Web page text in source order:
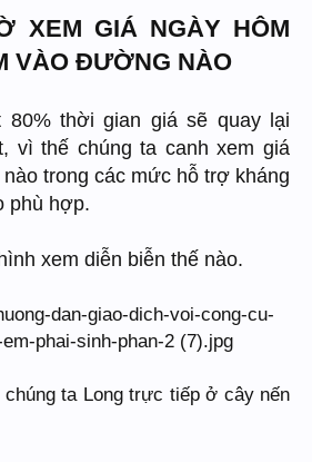
XEM GIÁ NGÀY HÔM
VÀO ĐƯỜNG NÀO
80% thời gian giá sẽ quay lại
vì thế chúng ta canh xem giá
trong các mức hỗ trợ kháng
phù hợp.
xem diễn biễn thế nào.
ta Long trực tiếp ở cây nến